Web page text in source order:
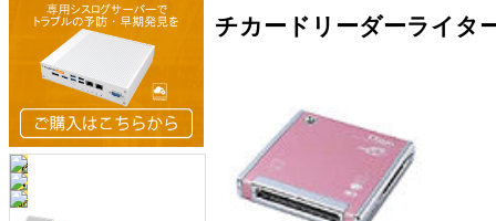
チカードリーダーライタ